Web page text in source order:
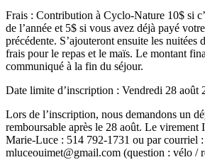
Frais : Contribution à Cyclo-Nature 10$ si
de l’année et 5$ si vous avez déjà payé
précédente. S’ajouteront ensuite les nuitées
frais pour le repas et le maïs. Le montant
communiqué à la fin du séjour.
Date limite d’inscription : Vendredi 28 août
Lors de l’inscription, nous demandons un
remboursable après le 28 août. Le virement
Marie-Luce : 514 792-1731 ou par courriel :
mluceouimet@gmail.com (question : vélo /